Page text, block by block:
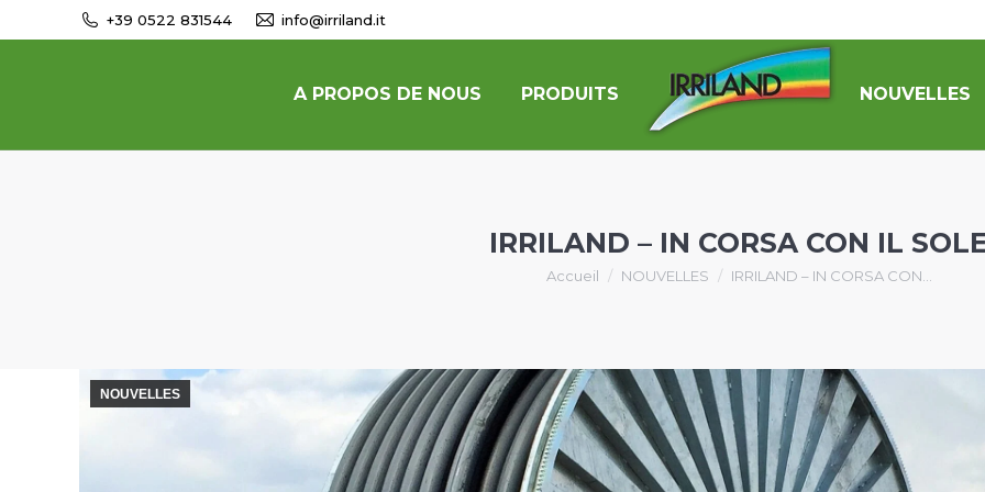
+39 0522 831544 info@irriland.it
A PROPOS DE NOUS PRODUITS NOUVELLES
IRRILAND – IN CORSA CON IL
Vous êtes ici :
Accueil NOUVELLES IRRILAND – IN CORSA CON…
NOUVELLES